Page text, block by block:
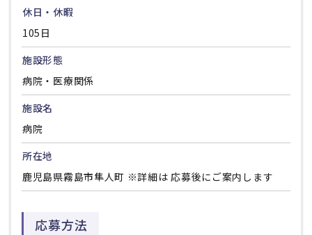
休日・休暇
105日
施設形態
病院・医療関係
施設名
病院
所在地
鹿児島県霧島市隼人町 ※詳細は 応募後にご案内します
応募方法